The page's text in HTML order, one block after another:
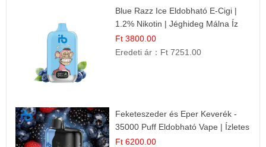
Blue Razz Ice Eldobható E-Cigi |
1.2% Nikotin | Jéghideg Málna Íz
Ft 3800.00
Eredeti ár： Ft 7251.00
Feketeszeder és Eper Keverék -
35000 Puff Eldobható Vape | Ízletes
Gyümölcsökombináció!
Ft 6200.00